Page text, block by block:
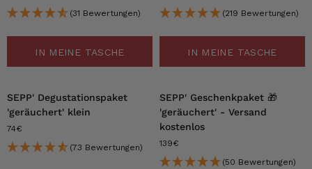
(31 Bewertungen)
IN MEINE TASCHE
(219 Bewertungen)
IN MEINE TASCHE
SEPP' Degustationspaket
'geräuchert' klein
74€
(73 Bewertungen)
SEPP' Geschenkpaket 🎁
'geräuchert' - Versand
kostenlos
139€
(50 Bewertungen)